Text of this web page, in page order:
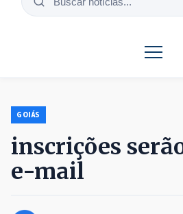
Buscar
GOIÁS
inscrições
e-mail